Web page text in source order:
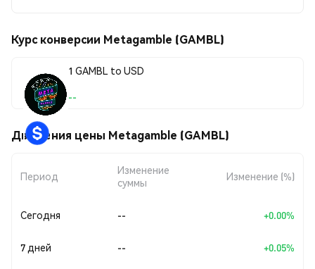
Курс конверсии Metagamble (GAMBL)
1 GAMBL to USD
--
Движения цены Metagamble (GAMBL)
Период
Изменение
суммы
Изменение (%)
Сегодня -- +0.00%
7 дней -- +0.05%